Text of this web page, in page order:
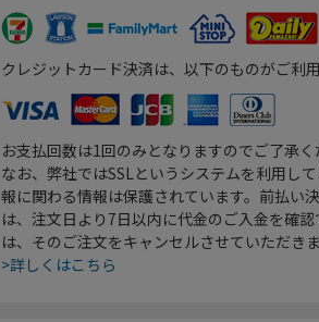
クレジットカード決済は、以下のものがご利
お支払回数は1回のみとなりますのでご了承く
なお、弊社ではSSLというシステムを利用し
報に関わる情報は保護されています。前払い
は、注文日より7日以内に代金のご入金を確
は、そのご注文をキャンセルさせていただきま
>詳しくはこちら